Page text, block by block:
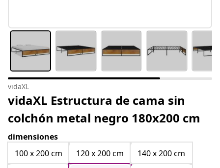
vidaXL
vidaXL Estructura de cama sin
colchón metal negro 180x200 cm
dimensiones
100 x 200 cm
120 x 200 cm
140 x 200 cm